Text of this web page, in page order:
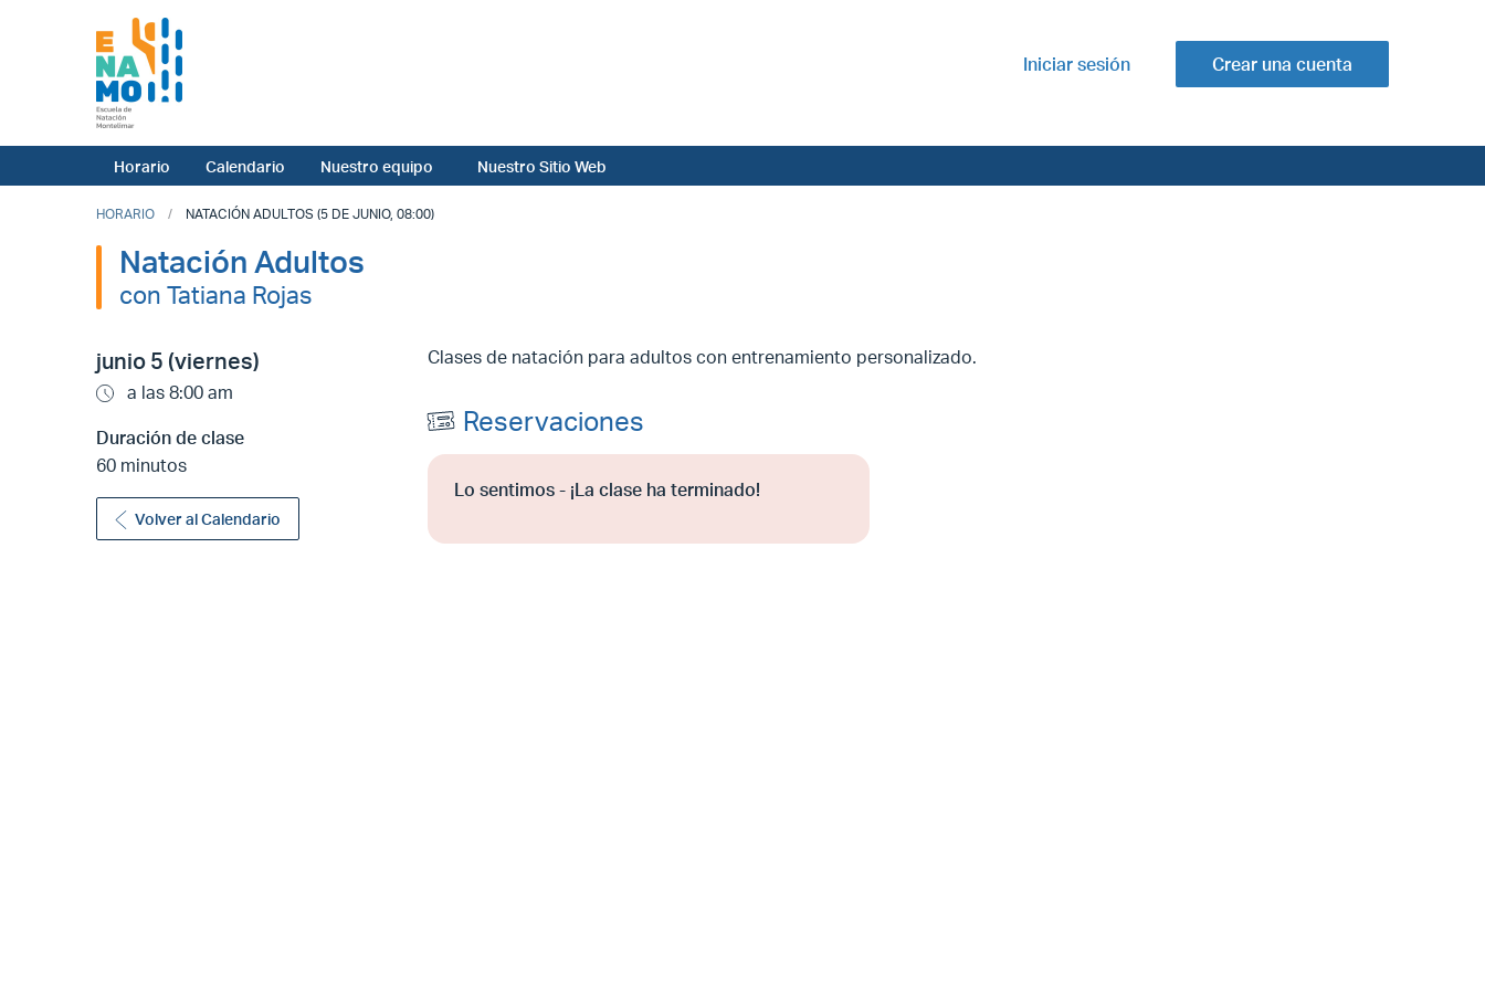
Iniciar sesión Crear una cuenta
Horario Calendario Nuestro equipo Nuestro Sitio Web
HORARIO NATACIÓN ADULTOS (5 DE JUNIO, 08:00)
Natación Adultos
con Tatiana Rojas
junio 5 (viernes)
a las 8:00 am
Duración de clase
60 minutos
Volver al Calendario
Clases de natación para adultos con entrenamiento personalizado.
Reservaciones
Lo sentimos - ¡La clase ha terminado!